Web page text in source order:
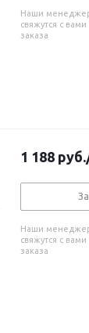
Наши
свяжутся с
заказа
1 188 руб.
Наши
свяжутся с
заказа